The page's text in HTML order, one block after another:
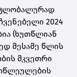
2024
(ხუთწლიან
მესამე წლის
მკვეთრი